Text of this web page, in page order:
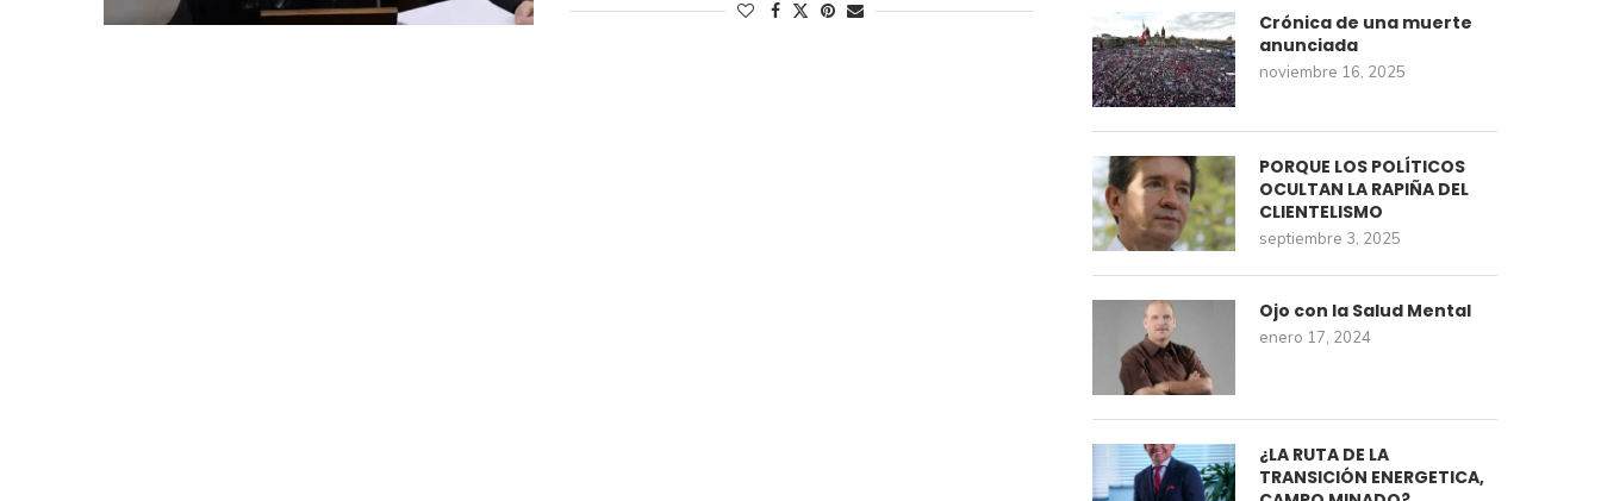
Crónica de una muerte
anunciada
noviembre 16, 2025
PORQUE LOS POLÍTICOS
OCULTAN LA RAPIÑA DEL
CLIENTELISMO
septiembre 3, 2025
Ojo con la Salud Mental
enero 17, 2024
¿LA RUTA DE LA
TRANSICIÓN ENERGETICA,